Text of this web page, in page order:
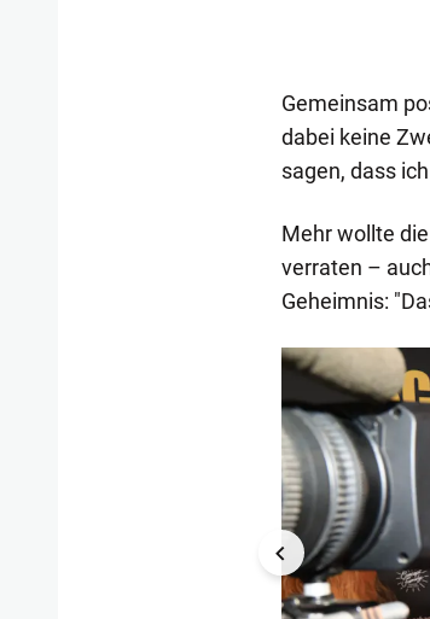
Gemeinsam
dabei keine
sagen, dass
Mehr wollte
verraten –
Geheimnis:
1/2